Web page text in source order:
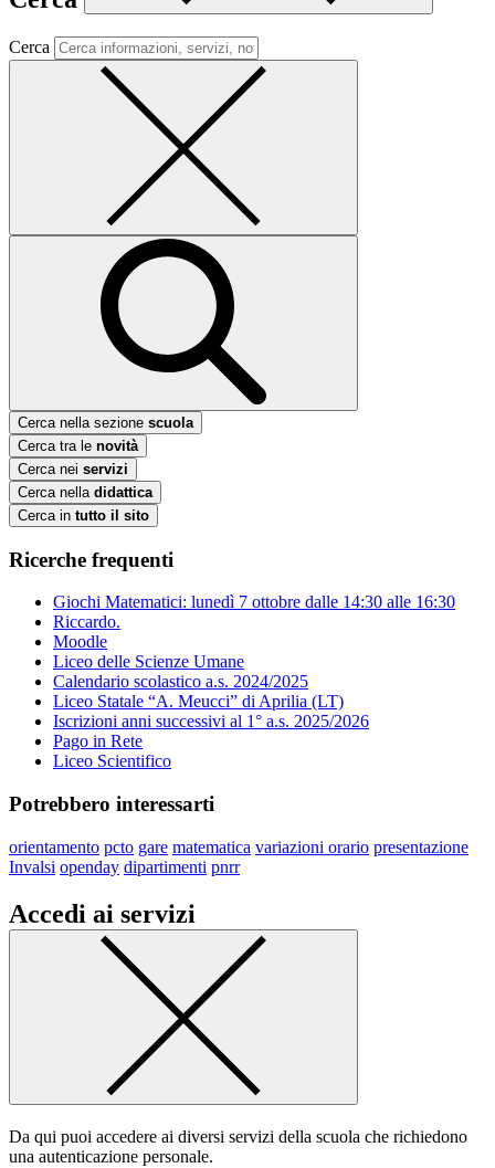
Cerca
Cerca nella sezione scuola
Cerca tra le novità
Cerca nei servizi
Cerca nella didattica
Cerca in tutto il sito
Ricerche frequenti
Giochi Matematici: lunedì 7 ottobre dalle 14:30 alle 16:30
Riccardo.
Moodle
Liceo delle Scienze Umane
Calendario scolastico a.s. 2024/2025
Liceo Statale “A. Meucci” di Aprilia (LT)
Iscrizioni anni successivi al 1° a.s. 2025/2026
Pago in Rete
Liceo Scientifico
Potrebbero interessarti
orientamento pcto gare matematica variazioni orario presentazione
Invalsi openday dipartimenti pnrr
Accedi ai servizi
Da qui puoi accedere ai diversi servizi della scuola che richiedono
una autenticazione personale.